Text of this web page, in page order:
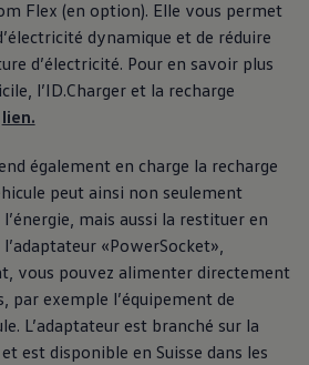
jusque
moindres
Flex (en option). Elle vous permet
dynamique et de réduire
d’électricité. Pour en savoir plus
l’ID.Charger et la recharge
lien.
également en charge la recharge
peut ainsi non seulement
mais aussi la restituer en
«PowerSocket»,
vous pouvez alimenter directement
par exemple l’équipement de
L’adaptateur est branché sur la
est disponible en Suisse dans les